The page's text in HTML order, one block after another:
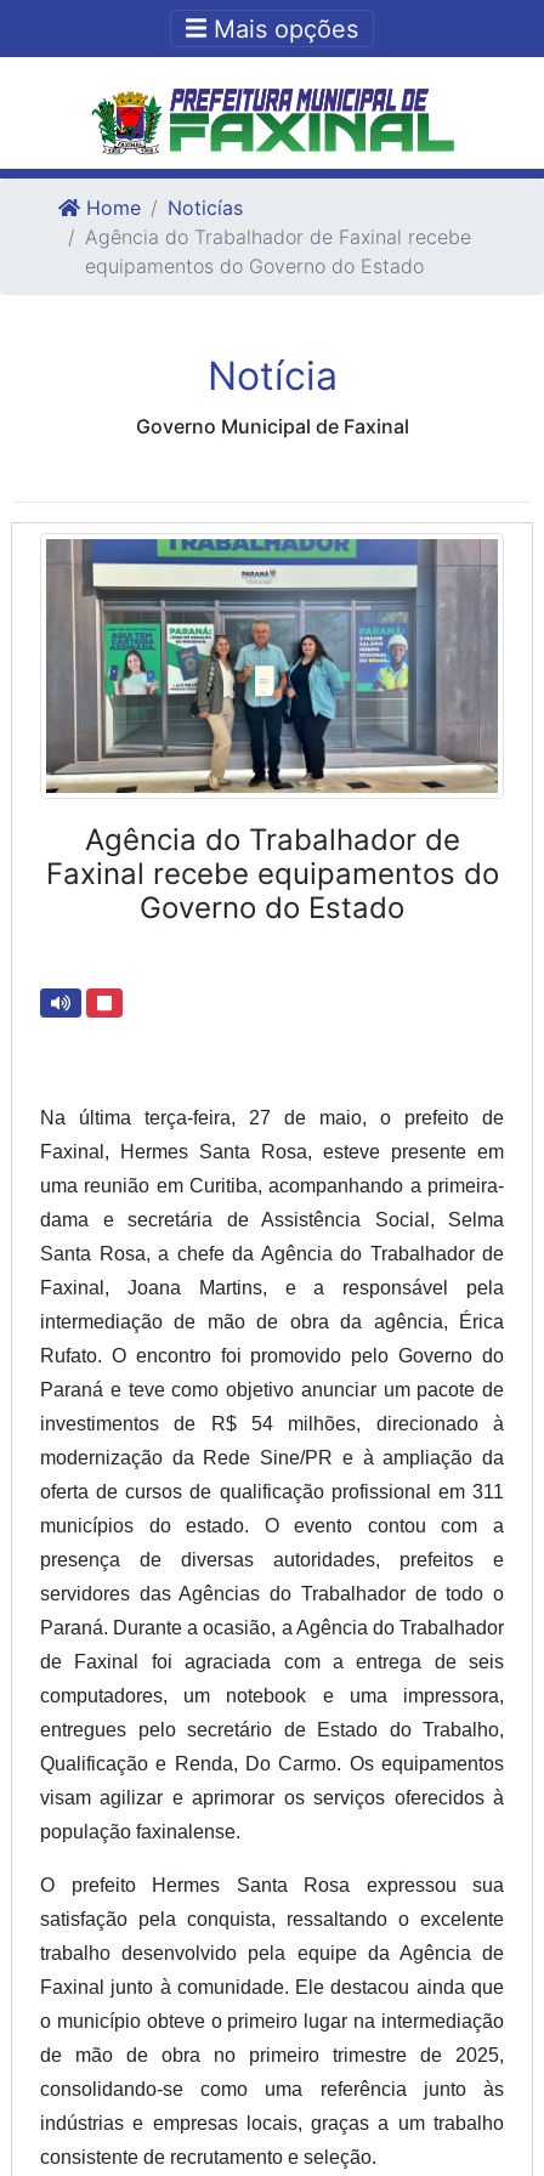
Ir para o fim do conteudo
Mais opções
Home
Noticías
Agência do Trabalhador de Faxinal recebe
equipamentos do Governo do Estado
Notícia
Governo Municipal de Faxinal
Agência do Trabalhador de
Faxinal recebe equipamentos do
Governo do Estado
Na última terça-feira, 27 de maio, o prefeito de
Faxinal, Hermes Santa Rosa, esteve presente em
uma reunião em Curitiba, acompanhando a primeira-
dama e secretária de Assistência Social, Selma
Santa Rosa, a chefe da Agência do Trabalhador de
Faxinal, Joana Martins, e a responsável pela
intermediação de mão de obra da agência, Érica
Rufato. O encontro foi promovido pelo Governo do
Paraná e teve como objetivo anunciar um pacote de
investimentos de R$ 54 milhões, direcionado à
modernização da Rede Sine/PR e à ampliação da
oferta de cursos de qualificação profissional em 311
municípios do estado. O evento contou com a
presença de diversas autoridades, prefeitos e
servidores das Agências do Trabalhador de todo o
Paraná. Durante a ocasião, a Agência do Trabalhador
de Faxinal foi agraciada com a entrega de seis
computadores, um notebook e uma impressora,
entregues pelo secretário de Estado do Trabalho,
Qualificação e Renda, Do Carmo. Os equipamentos
visam agilizar e aprimorar os serviços oferecidos à
população faxinalense.
O prefeito Hermes Santa Rosa expressou sua
satisfação pela conquista, ressaltando o excelente
trabalho desenvolvido pela equipe da Agência de
Faxinal junto à comunidade. Ele destacou ainda que
o município obteve o primeiro lugar na intermediação
de mão de obra no primeiro trimestre de 2025,
consolidando-se como uma referência junto às
indústrias e empresas locais, graças a um trabalho
consistente de recrutamento e seleção.